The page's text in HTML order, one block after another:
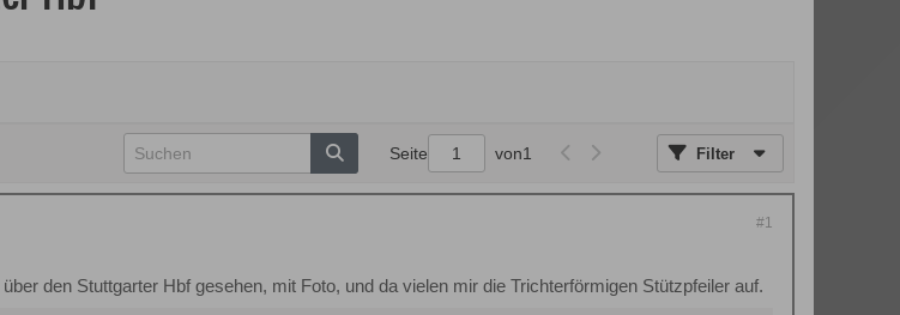
Seite von1 Filter
#1
den Stuttgarter Hbf gesehen, mit Foto, und da vielen mir die Trichterförmigen Stützpfeiler auf.